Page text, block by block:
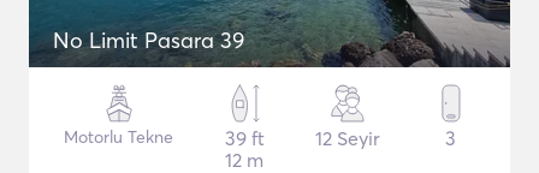
No Limit Pasara 39
Motorlu Tekne
39 ft
12 m
12 Seyir 3